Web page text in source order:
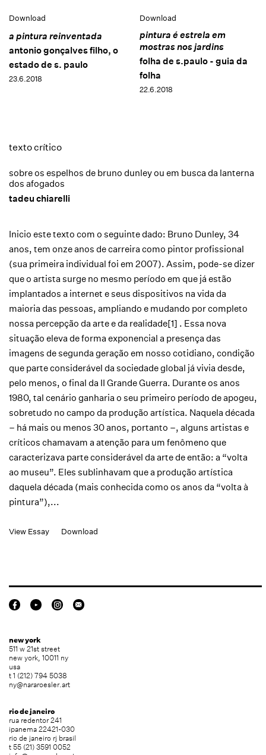
Download
a pintura reinventada
antonio gonçalves filho, o
estado de s. paulo
23.6.2018
Download
pintura é estrela em
mostras nos jardins
folha de s.paulo - guia da
folha
22.6.2018
texto crítico
sobre os espelhos de bruno dunley ou em busca da lanterna
dos afogados
tadeu chiarelli
Inicio este texto com o seguinte dado: Bruno Dunley, 34
anos, tem onze anos de carreira como pintor profissional
(sua primeira individual foi em 2007). Assim, pode-se dizer
que o artista surge no mesmo período em que já estão
implantados a internet e seus dispositivos na vida da
maioria das pessoas, ampliando e mudando por completo
nossa percepção da arte e da realidade[1] . Essa nova
situação eleva de forma exponencial a presença das
imagens de segunda geração em nosso cotidiano, condição
que parte considerável da sociedade global já vivia desde,
pelo menos, o final da II Grande Guerra. Durante os anos
1980, tal cenário ganharia o seu primeiro período de apogeu,
sobretudo no campo da produção artística. Naquela década
– há mais ou menos 30 anos, portanto –, alguns artistas e
críticos chamavam a atenção para um fenômeno que
caracterizava parte considerável da arte de então: a “volta
ao museu”. Eles sublinhavam que a produção artística
daquela década (mais conhecida como os anos da “volta à
pintura”),...
View Essay Download
new york
511 w 21st street
new york, 10011 ny
usa
t 1 (212) 794 5038
ny@nararoesler.art
rio de janeiro
rua redentor 241
ipanema 22421-030
rio de janeiro rj brasil
t 55 (21) 3591 0052